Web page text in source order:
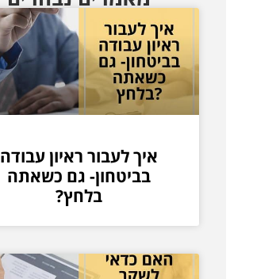
איך לעבור ראיון עבודה
בביטחון- גם כשאתה
בלחץ?